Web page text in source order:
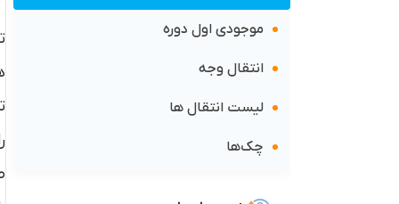
موجودی اول دوره
انتقال وجه
لیست انتقال ها
چک‌ها